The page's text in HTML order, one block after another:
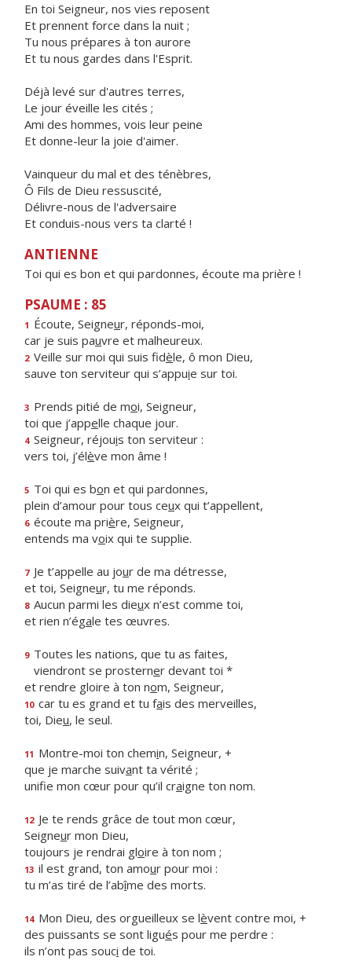
En toi Seigneur, nos vies reposent
Et prennent force dans la nuit ;
Tu nous prépares à ton aurore
Et tu nous gardes dans l'Esprit.
Déjà levé sur d'autres terres,
Le jour éveille les cités ;
Ami des hommes, vois leur peine
Et donne-leur la joie d'aimer.
Vainqueur du mal et des ténèbres,
Ô Fils de Dieu ressuscité,
Délivre-nous de l'adversaire
Et conduis-nous vers ta clarté !
ANTIENNE
Toi qui es bon et qui pardonnes, écoute ma prière !
PSAUME : 85
1 Écoute, Seigneur, réponds-moi,
car je suis pauvre et malheureux.
2 Veille sur moi qui suis fidèle, ô mon Dieu,
sauve ton serviteur qui s’appuie sur toi.
3 Prends pitié de moi, Seigneur,
toi que j’appelle chaque jour.
4 Seigneur, réjouis ton serviteur :
vers toi, j’élève mon âme !
5 Toi qui es bon et qui pardonnes,
plein d’amour pour tous ceux qui t’appellent,
6 écoute ma prière, Seigneur,
entends ma voix qui te supplie.
7 Je t’appelle au jour de ma détresse,
et toi, Seigneur, tu me réponds.
8 Aucun parmi les dieux n’est comme toi,
et rien n’égale tes œuvres.
9 Toutes les nations, que tu as faites,
viendront se prosterner devant toi *
et rendre gloire à ton nom, Seigneur,
10 car tu es grand et tu fais des merveilles,
toi, Dieu, le seul.
11 Montre-moi ton chemin, Seigneur, +
que je marche suivant ta vérité ;
unifie mon cœur pour qu’il craigne ton nom.
12 Je te rends grâce de tout mon cœur,
Seigneur mon Dieu,
toujours je rendrai gloire à ton nom ;
13 il est grand, ton amour pour moi :
tu m’as tiré de l’abîme des morts.
14 Mon Dieu, des orgueilleux se lèvent contre moi, +
des puissants se sont ligués pour me perdre :
ils n’ont pas souci de toi.